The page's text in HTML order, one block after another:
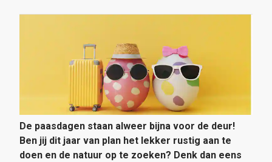
De paasdagen staan alweer bijna voor de deur!
Ben jij dit jaar van plan het lekker rustig aan te
doen en de natuur op te zoeken? Denk dan eens